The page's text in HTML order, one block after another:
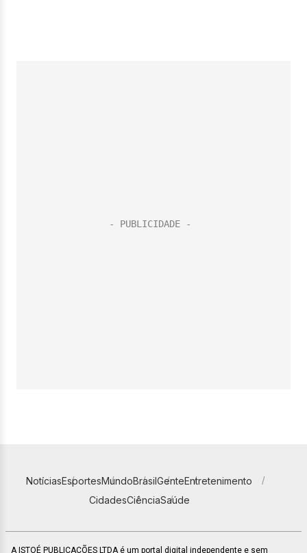
NotíciasEsportesMundoBrasilGenteEntretenimento
CidadesCiênciaSaúde
A ISTOÉ PUBLICAÇÕES LTDA é um portal digital independente e sem